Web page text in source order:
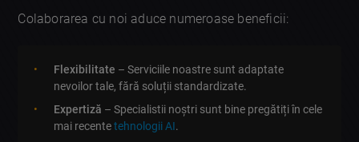
Colaborarea cu noi aduce numeroase beneficii:
Flexibilitate – Serviciile noastre sunt adaptate
nevoilor tale, fără soluții standardizate.
Expertiză – Specialistii noștri sunt bine pregătiți în cele
mai recentetehnologii AI.